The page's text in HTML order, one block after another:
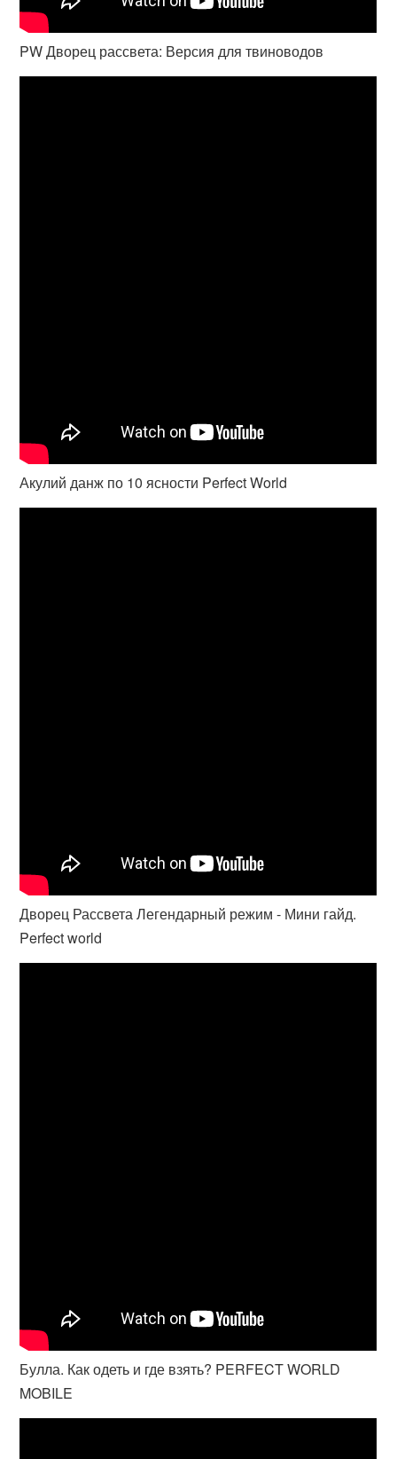
PW Дворец рассвета: Версия для твиноводов
Акулий данж по 10 ясности Perfect World
Дворец Рассвета Легендарный режим - Мини гайд.
Perfect world
Булла. Как одеть и где взять? PERFECT WORLD
MOBILE